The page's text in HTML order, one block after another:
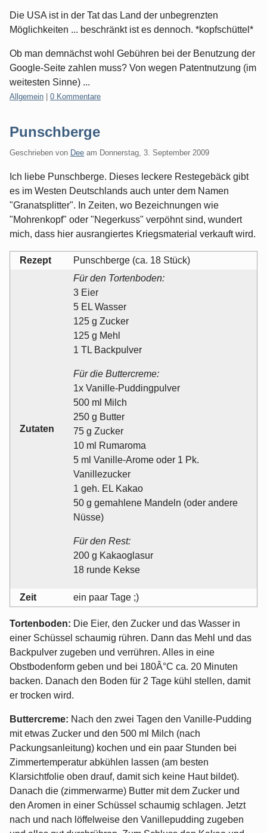
Die USA ist in der Tat das Land der unbegrenzten
Möglichkeiten ... beschränkt ist es dennoch. *kopfschüttel*
Ob man demnächst wohl Gebühren bei der Benutzung der
Google-Seite zahlen muss? Von wegen Patentnutzung (im
weitesten Sinne) ...
Kategorien:
Allgemein 0 Kommentare
Punschberge
Geschrieben von Dee am Donnerstag, 3. September 2009
Ich liebe Punschberge. Dieses leckere Restegebäck gibt
es im Westen Deutschlands auch unter dem Namen
"Granatsplitter". In Zeiten, wo Bezeichnungen wie
"Mohrenkopf" oder "Negerkuss" verpöhnt sind, wundert
mich, dass hier ausrangiertes Kriegsmaterial verkauft wird.
Rezept Punschberge (ca. 18 Stück)
Zutaten
Für den Tortenboden:
3 Eier
5 EL Wasser
125 g Zucker
125 g Mehl
1 TL Backpulver
Für die Buttercreme:
1x Vanille-Puddingpulver
500 ml Milch
250 g Butter
75 g Zucker
10 ml Rumaroma
5 ml Vanille-Arome oder 1 Pk.
Vanillezucker
1 geh. EL Kakao
50 g gemahlene Mandeln (oder andere
Nüsse)
Für den Rest:
200 g Kakaoglasur
18 runde Kekse
Zeit ein paar Tage ;)
Tortenboden: Die Eier, den Zucker und das Wasser in
einer Schüssel schaumig rühren. Dann das Mehl und das
Backpulver zugeben und verrühren. Alles in eine
Obstbodenform geben und bei 180Â°C ca. 20 Minuten
backen. Danach den Boden für 2 Tage kühl stellen, damit
er trocken wird.
Buttercreme: Nach den zwei Tagen den Vanille-Pudding
mit etwas Zucker und den 500 ml Milch (nach
Packungsanleitung) kochen und ein paar Stunden bei
Zimmertemperatur abkühlen lassen (am besten
Klarsichtfolie oben drauf, damit sich keine Haut bildet).
Danach die (zimmerwarme) Butter mit dem Zucker und
den Aromen in einer Schüssel schaumig schlagen. Jetzt
nach und nach löffelweise den Vanillepudding zugeben